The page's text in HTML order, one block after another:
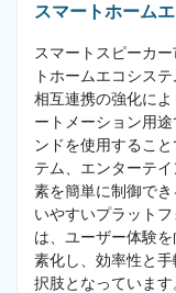
スマートホーム
スマートスピーカ
トホームエコシス
相互連携の強化に
ートメーション用
ンドを使用するこ
テム、エンターテ
素を簡単に制御で
いやすいプラット
は、ユーザー体験
素化し、効率性と
択肢となっています